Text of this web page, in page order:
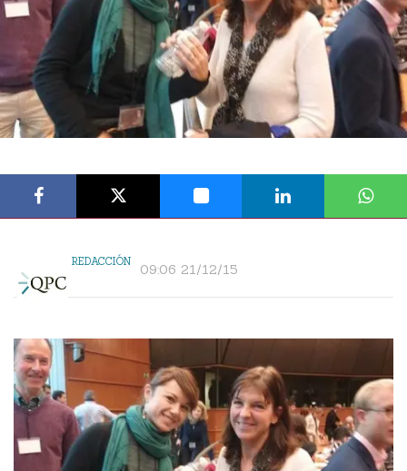
REDACCIÓN 09:06 21/12/15